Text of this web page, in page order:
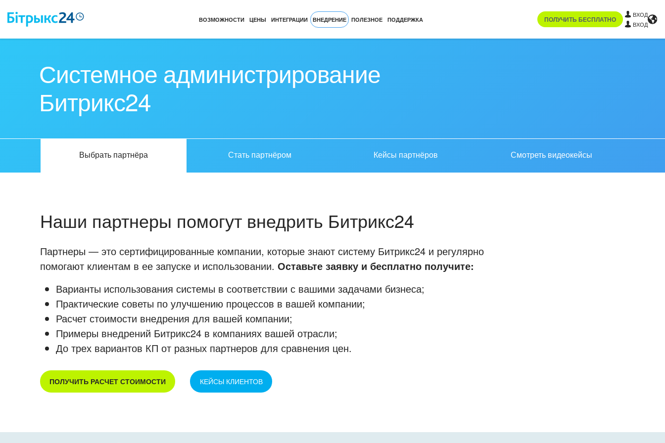
ВОЗМОЖНОСТИ ЦЕНЫ ИНТЕГРАЦИИ ВНЕДРЕНИЕ ПОЛЕЗНОЕ ПОДДЕРЖКА ПОЛУЧИТЬ БЕСПЛАТНО
ВХОД
ВХОД
Системное администрирование
Битрикс24
Выбрать партнёра Стать партнёром Кейсы партнёров Смотреть видеокейсы
Наши партнеры помогут внедрить Битрикс24
Партнеры — это сертифицированные компании, которые знают систему Битрикс24 и регулярно
помогают клиентам в ее запуске и использовании. Оставьте заявку и бесплатно получите:
Варианты использования системы в соответствии с вашими задачами бизнеса;
Практические советы по улучшению процессов в вашей компании;
Расчет стоимости внедрения для вашей компании;
Примеры внедрений Битрикс24 в компаниях вашей отрасли;
До трех вариантов КП от разных партнеров для сравнения цен.
ПОЛУЧИТЬ РАСЧЕТ СТОИМОСТИ КЕЙСЫ КЛИЕНТОВ